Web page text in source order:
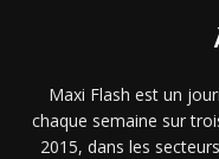
Maxi Flash est un
chaque semaine sur
2015, dans les